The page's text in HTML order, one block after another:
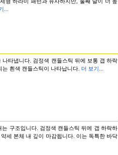
...
타냅니다. 검정색 캔들스틱 뒤에 보통 갭 하락
흰색 캔들스틱이 나타납니다. 더 보기...
구조입니다. 검정색 캔들스틱 뒤에 갭 하락하
세 본체 내 깊이 마감됩니다. 이는 독특한 바닥